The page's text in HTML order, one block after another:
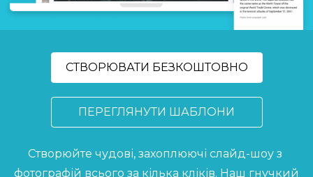
Створюйте чудові, захоплюючі слайд-шоу з
фотографій всього за кілька кліків. Наш гнучкий
ПЕРЕГЛЯНУТИ ШАБЛОНИ
СТВОРЮВАТИ БЕЗКОШТОВНО